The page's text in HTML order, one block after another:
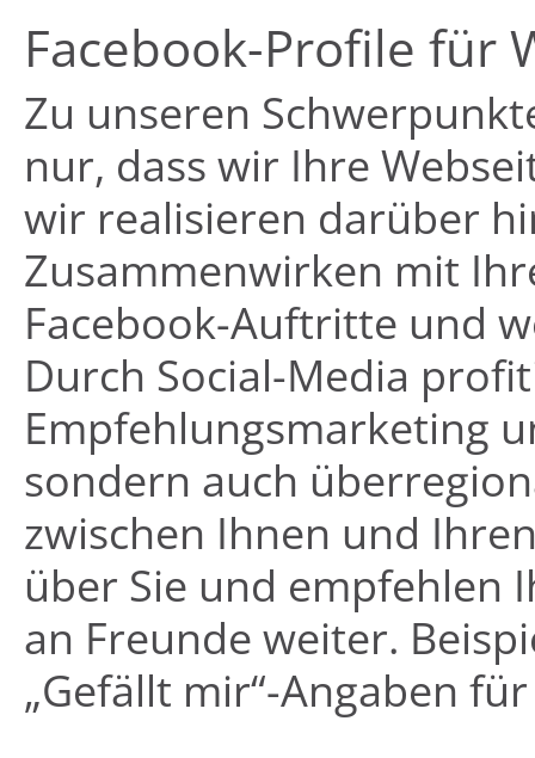
Facebook-Profile für
Zu unseren
nur, dass wir Ihre
wir realisieren darüber
Zusammenwirken mit
Facebook-Auftritte und
Durch Social-Media
Empfehlungsmarketing
sondern auch
zwischen Ihnen und
über Sie und empfehlen
an Freunde weiter.
„Gefällt mir“-Angaben